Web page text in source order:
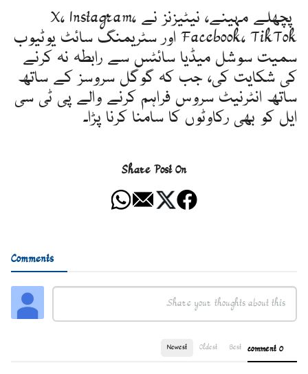
پچھلے مہینے، نیٹیزنز نے X، Instagram،
Facebook، TikTok اور سٹریمنگ سائٹ یوٹیوب
سمیت سوشل میڈیا سائٹس سے رابطہ نہ کرنے
کی شکایت کی، جب کہ گوگل سروسز کے ساتھ
ساتھ انٹرنیٹ سروس فراہم کرنے والے پی ٹی سی
ایل کو بھی رکاوٹوں کا سامنا کرنا پڑا۔
Share Post On
Comments
0 comment
Best
Oldest
Newest